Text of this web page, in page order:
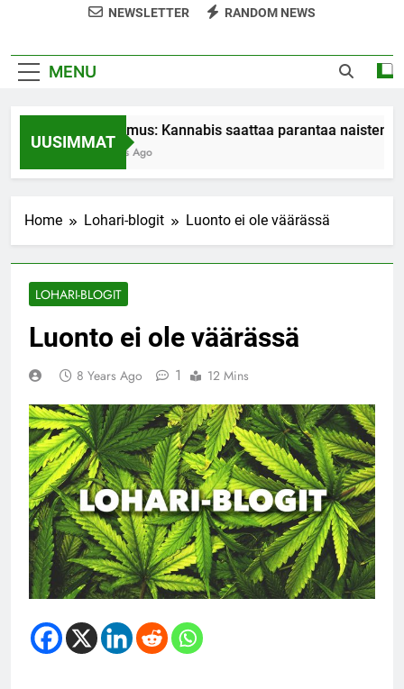
NEWSLETTER RANDOM NEWS
MENU
UUSIMMAT
Tutkimus: Kannabis saattaa parantaa naisten
7 Years Ago
Home Lohari-blogit Luonto ei ole väärässä
LOHARI-BLOGIT
Luonto ei ole väärässä
8 Years Ago 1 12 Mins